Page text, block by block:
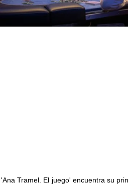
'Ana Tramel. El juego' encuentra su